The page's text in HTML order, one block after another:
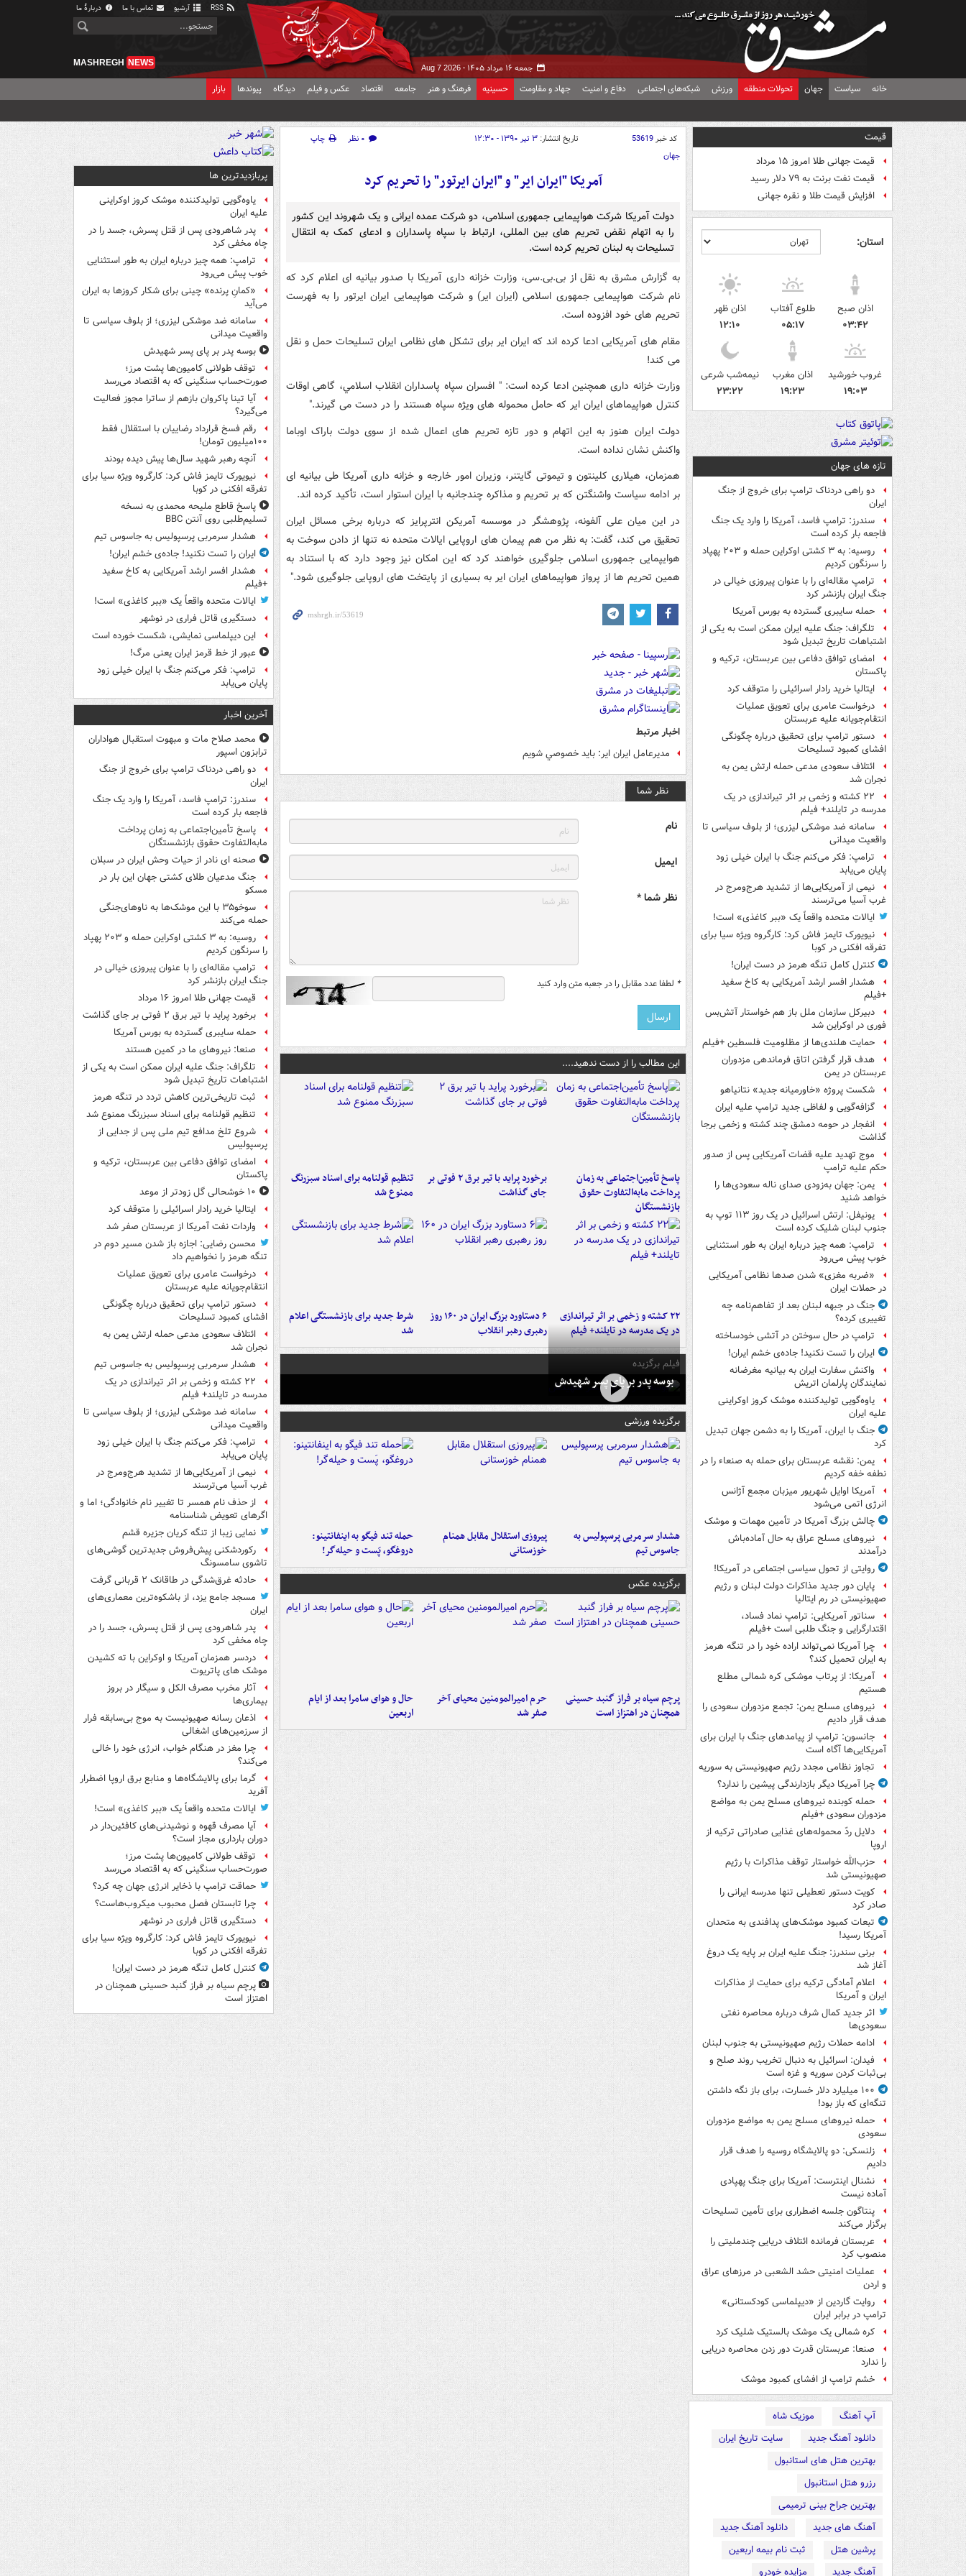
آرشیو تماس با ما دربارهٔ ما
جمعه ۱۶ مرداد ۱۴۰۵ - Aug 7 2026
MASHREGH NEWS
خانه سیاست جهان تحولات منطقه ورزش شبکه‌های اجتماعی دفاع و امنیت جهاد و مقاومت حسینیه فرهنگ و هنر جامعه اقتصاد عکس و فیلم دیدگاه پیوندها بازار
قیمت
قیمت جهانی طلا امروز ۱۵ مرداد
قیمت نفت برنت به ۷۹ دلار رسید
افزایش قیمت طلا و نقره جهانی
استان:
اذان صبح
۰۳:۴۲
طلوع آفتاب
۰۵:۱۷
اذان ظهر
۱۲:۱۰
غروب خورشید
۱۹:۰۳
اذان مغرب
۱۹:۲۳
نیمه‌شب شرعی
۲۳:۲۲
تازه های جهان
دو راهی دردناک ترامپ برای خروج از جنگ
ایران
سندرز: ترامپ فاسد، آمریکا را وارد یک جنگ
فاجعه بار کرده است
روسیه: به ۳ کشتی اوکراین حمله و ۲۰۳ پهپاد
را سرنگون کردیم
ترامپ مقاله‌ای را با عنوان پیروزی خیالی در
جنگ ایران بازنشر کرد
حمله سایبری گسترده به بورس آمریکا
تلگراف: جنگ علیه ایران ممکن است به یکی از
اشتباهات تاریخ تبدیل شود
امضای توافق دفاعی بین عربستان، ترکیه و
پاکستان
ایتالیا خرید رادار اسرائیلی را متوقف کرد
درخواست عامری برای تعویق عملیات
انتقام‌جویانه علیه عربستان
دستور ترامپ برای تحقیق درباره چگونگی
افشای کمبود تسلیحات
ائتلاف سعودی مدعی حمله ارتش یمن به
نجران شد
۲۲ کشته و زخمی بر اثر تیراندازی در یک
مدرسه در تایلند+ فیلم
سامانه ضد موشکی لیزری؛ از بلوف سیاسی تا
واقعیت میدانی
ترامپ: فکر می‌کنم جنگ با ایران خیلی زود
پایان می‌یابد
نیمی از آمریکایی‌ها از تشدید هرج‌ومرج در
غرب آسیا می‌ترسند
ایالات متحده واقعاً یک «ببر کاغذی» است!
نیویورک تایمز فاش کرد: کارگروه ویژه سیا برای
تفرقه افکنی در کوبا
کنترل کامل تنگه هرمز در دست ایران!
هشدار افسر ارشد آمریکایی به کاخ سفید
+فیلم
دبیرکل سازمان ملل باز هم خواستار آتش‌بس
فوری در اوکراین شد
حمایت هلندی‌ها از مظلومیت فلسطین +فیلم
هدف قرار گرفتن اتاق‌ فرماندهی مزدوران
عربستان در یمن
شکست پروژه «خاورمیانه جدید» نتانیاهو
گزافه‌گویی و لفاظی جدید ترامپ علیه ایران
انفجار در حومه دمشق چند کشته و زخمی برجا
گذاشت
موج تهدید علیه قضات آمریکایی پس از صدور
حکم علیه ترامپ
یمن: جهان به‌زودی صدای ناله سعودی‌ها را
خواهد شنید
یونیفل: ارتش اسرائیل در یک روز ۱۱۳ توپ به
جنوب لبنان شلیک کرده است
ترامپ: همه چیز درباره ایران به طور استثنایی
خوب پیش می‌رود
«ضربه مغزی» شدن صدها نظامی آمریکایی
در حملات ایران
جنگ در جبهه لبنان بعد از تفاهم‌نامه چه
تغییری کرده؟
ترامپ در حال سوختن در آتشی خودساخته
ایران را تست نکنید! جاده‌ی خشم ایران!
واکنش سفارت ایران به بیانیه مغرضانه
نمایندگان پارلمان اتریش
یاوه‌گویی تولیدکننده موشک کروز اوکراینی
علیه ایران
جنگ با ایران، آمریکا را به دشمن جهان تبدیل
کرد
یمن: نقشه عربستان برای حمله به صنعاء را در
نطفه خفه کردیم
آمریکا اوایل شهریور میزبان مجمع آژانس
انرژی اتمی می‌شود
چالش بزرگ آمریکا در تأمین مهمات و موشک
نیروهای مسلح عراق به حال آماده‌باش
درآمدند
روایتی از تحول سیاسی اجتماعی در آمریکا!
پایان دور جدید مذاکرات دولت لبنان و رژیم
صهیونیستی در رم ایتالیا
سناتور آمریکایی: ترامپ نماد فساد،
اقتدارگرایی و جنگ طلبی است +فیلم
چرا آمریکا نمی‌تواند اراده خود را در تنگه هرمز
به ایران تحمیل کند؟
آمریکا: از پرتاب موشکی کره شمالی مطلع
هستیم
نیروهای مسلح یمن: تجمع مزدوران سعودی را
هدف قرار دادیم
جانسون: ترامپ از پیامدهای جنگ با ایران برای
آمریکایی‌ها آگاه است
تجاوز نظامی مجدد رژیم صهیونیستی به سوریه
چرا آمریکا دیگر بازدارندگی پیشین را ندارد؟
حمله کوبنده نیروهای مسلح یمن به مواضع
مزدوران سعودی +فیلم
دلایل ردّ محموله‌های غذایی صادراتی ترکیه از
اروپا
حزب‌الله خواستار توقف مذاکرات با رژیم
صهیونیستی شد
کویت دستور تعطیلی تنها مدرسه ایرانی را
صادر کرد
تبعات کمبود موشک‌های پدافندی به متحدان
آمریکا رسید!
برنی سندرز: جنگ علیه ایران بر پایه یک دروغ
آغاز شد
اعلام آمادگی ترکیه برای حمایت از مذاکرات
ایران و آمریکا
اثر جدید کمال شرف درباره محاصره نفتی
سعودی‌ها
ادامه حملات رژیم صهیونیستی به جنوب لبنان
فیدان: اسرائیل به دنبال تخریب روند صلح و
بی‌ثبات کردن سوریه و غزه است
۱۰۰ میلیارد دلار خسارت، برای باز نگه داشتن
تنگه‌ای که باز بود!
حمله نیروهای مسلح یمن به مواضع مزدوران
سعودی
زلنسکی: دو پالایشگاه روسیه را هدف قرار
دادیم
نشنال اینترست: آمریکا برای جنگ پهپادی
آماده نیست
پنتاگون جلسه اضطراری برای تأمین تسلیحات
برگزار می‌کند
عربستان فرمانده ائتلاف دریایی چندملیتی را
منصوب کرد
عملیات امنیتی حشد الشعبی در مرزهای عراق
و اردن
روایت گاردین از «دیپلماسی کودکستانی»
ترامپ در برابر ایران
کره شمالی یک موشک بالستیک شلیک کرد
صنعا: عربستان قدرت دور زدن محاصره دریایی
را ندارد
خشم ترامپ از افشای کمبود موشک
آپ آهنگ
موزیک شاه
دانلود آهنگ جدید
سایت تاریخ ایران
بهترین هتل های استانبول
رزرو هتل استانبول
بهترین جراح بینی ترمیمی
آهنگ های جدید
دانلود آهنگ جدید
پرشین هتل
ثبت نام بیمه اربعین
آهنگ جدید
مزایده خودرو
کد خبر53619 تاریخ انتشار: ۳ تیر ۱۳۹۰ - ۱۲:۳۰ ۰ نظر
چاپ
جهان
آمريکا "ايران اير" و "ايران ايرتور" را تحريم کرد
دولت آمریکا شرکت هواپیمایی جمهوری اسلامی، دو شرکت عمده ایرانی و یک شهروند این کشور
را به اتهام نقض تحریم های بین المللی، ارتباط با سپاه پاسداران و ادعای کمک به انتقال
تسلیحات به لبنان تحریم کرده است.
به گزارش مشرق به نقل از بی.بی.سی، وزارت خزانه داری آمریکا با صدور بیانیه ای اعلام کرد که
نام شرکت هواپیمایی جمهوری اسلامی (ایران ایر) و شرکت هواپیمایی ایران ایرتور را به فهرست
تحریم های خود افزوده است.
مقام های آمریکایی ادعا کرده اند که ایران ایر برای تشکل های نظامی ایران تسلیحات حمل و نقل
می کند!
وزارت خزانه داری همچنین ادعا کرده است: " افسران سپاه پاسداران انقلاب اسلامي، گاهی اوقات
کنترل هواپیماهای ایران ایر که حامل محموله های ویژه سپاه هستند را در دست می گیرند."
دولت ایران هنوز به این اتهام و دور تازه تحریم های اعمال شده از سوی دولت باراک اوباما
واکنش نشان نداده است.
همزمان، هیلاری کلینتون و تیموتی گایتنر، وزیران امور خارجه و خزانه داری آمریکا طی بیانیه ای
بر ادامه سیاست واشنگتن که بر تحریم و مذاکره چندجانبه با ایران استوار است، تأکید کرده اند.
در این میان علی آلفونه، پژوهشگر در موسسه آمریکن انترپرایز که درباره برخی مسائل ایران
تحقیق می کند، گفت: به نظر من هم پیمان های اروپایی ایالات متحده نه تنها از دادن سوخت به
هوایپمایی جمهوری اسلامی جلوگیری خواهند کرد که این امکان نیز وجود دارد که با استناد به
همین تحریم ها از پرواز هواپیماهای ایران ایر به بسیاری از پایتخت های اروپایی جلوگیری شود."
اخبار مرتبط
مديرعامل ايران اير: بايد خصوصي شويم
نظر شما
نام
ایمیل
نظر شما *
* لطفا عدد مقابل را در جعبه متن وارد کنید
این مطالب را از دست ندهید....
پاسخ تأمین‌اجتماعی به زمان
پرداخت مابه‌التفاوت حقوق
بازنشستگان
برخورد پراید با تیر برق ۲ فوتی بر
جای گذاشت
تنظیم قولنامه برای اسناد سبزرنگ
ممنوع شد
۲۲ کشته و زخمی بر اثر تیراندازی
در یک مدرسه در تایلند+ فیلم
۶ دستاورد بزرگ ایران در ۱۶۰ روز
رهبری رهبر انقلاب
شرط جدید برای بازنشستگی اعلام
شد
فیلم برگزیده
بوسه‌ پدر بر پای پسر شهیدش
برگزیده ورزشی
هشدار سرمربی پرسپولیس به
جاسوس تیم
پیروزی استقلال مقابل همنام
خوزستانی
حمله تند فیگو به اینفانتینو:
دروغگو، پَست‌ و حیله‌گر!
برگزیده عکس
پرچم سیاه بر فراز گنبد حسینی
همچنان در اهتزاز است
حرم امیرالمومنین محیای آخر
صفر شد
حال و هوای سامرا بعد از ایام
اربعین
پربازدیدترین ها
یاوه‌گویی تولیدکننده موشک کروز اوکراینی
علیه ایران
پدر شاهرودی پس از قتل پسرش، جسد را در
چاه مخفی کرد
ترامپ: همه چیز درباره ایران به طور استثنایی
خوب پیش می‌رود
«کمانِ پرنده» چینی برای شکار کروزها به ایران
می‌آید
سامانه ضد موشکی لیزری؛ از بلوف سیاسی تا
واقعیت میدانی
بوسه‌ پدر بر پای پسر شهیدش
توقف طولانی کامیون‌ها پشت مرز؛
صورت‌حساب سنگینی که به اقتصاد می‌رسد
آیا تینا پاکروان بازهم از ساترا مجوز فعالیت
می‌گیرد؟
رقم فسخ قرارداد رضاییان با استقلال فقط
۱۰۰میلیون تومان!
آنچه رهبر شهید سال‌ها پیش دیده بودند
نیویورک تایمز فاش کرد: کارگروه ویژه سیا برای
تفرقه افکنی در کوبا
پاسخ قاطع ملیحه محمدی به نسخه
تسلیم‌طلبی روی آنتن BBC
هشدار سرمربی پرسپولیس به جاسوس تیم
ایران را تست نکنید! جاده‌ی خشم ایران!
هشدار افسر ارشد آمریکایی به کاخ سفید
+فیلم
ایالات متحده واقعاً یک «ببر کاغذی» است!
دستگیری قاتل فراری در نوشهر
این دیپلماسی نمایشی، شکست خورده است
عبور از خط قرمز ایران یعنی مرگ!
ترامپ: فکر می‌کنم جنگ با ایران خیلی زود
پایان می‌یابد
آخرین اخبار
محمد صلاح مات و مبهوت استقبال هواداران
ترابزون اسپور
دو راهی دردناک ترامپ برای خروج از جنگ
ایران
سندرز: ترامپ فاسد، آمریکا را وارد یک جنگ
فاجعه بار کرده است
پاسخ تأمین‌اجتماعی به زمان پرداخت
مابه‌التفاوت حقوق بازنشستگان
صحنه ای نادر از حیات وحش ایران در سبلان
جنگ مدعیان طلای کشتی جهان این بار در
مسکو
سوخو۳۵ با این موشک‌ها به ناوهای‌جنگی
حمله می‌کند
روسیه: به ۳ کشتی اوکراین حمله و ۲۰۳ پهپاد
را سرنگون کردیم
ترامپ مقاله‌ای را با عنوان پیروزی خیالی در
جنگ ایران بازنشر کرد
قیمت جهانی طلا امروز ۱۶ مرداد
برخورد پراید با تیر برق ۲ فوتی بر جای گذاشت
حمله سایبری گسترده به بورس آمریکا
صنعا: نیروهای ما در کمین‌ هستند
تلگراف: جنگ علیه ایران ممکن است به یکی از
اشتباهات تاریخ تبدیل شود
ثبت تاریخی‌ترین کاهش تردد در تنگه هرمز
تنظیم قولنامه برای اسناد سبزرنگ ممنوع شد
شروع تلخ مدافع تیم ملی پس از جدایی از
پرسپولیس
امضای توافق دفاعی بین عربستان، ترکیه و
پاکستان
۱۰ خوشحالی گل زودتر از موعد
ایتالیا خرید رادار اسرائیلی را متوقف کرد
واردات نفت آمریکا از عربستان صفر شد
محسن رضایی: اجازه باز شدن مسیر دوم در
تنگه هرمز را نخواهیم داد
درخواست عامری برای تعویق عملیات
انتقام‌جویانه علیه عربستان
دستور ترامپ برای تحقیق درباره چگونگی
افشای کمبود تسلیحات
ائتلاف سعودی مدعی حمله ارتش یمن به
نجران شد
هشدار سرمربی پرسپولیس به جاسوس تیم
۲۲ کشته و زخمی بر اثر تیراندازی در یک
مدرسه در تایلند+ فیلم
سامانه ضد موشکی لیزری؛ از بلوف سیاسی تا
واقعیت میدانی
ترامپ: فکر می‌کنم جنگ با ایران خیلی زود
پایان می‌یابد
نیمی از آمریکایی‌ها از تشدید هرج‌ومرج در
غرب آسیا می‌ترسند
از حذف نام همسر تا تغییر نام خانوادگی؛ اما و
اگرهای تعویض شناسنامه
نمایی زیبا از تنگه کریان جزیره قشم
رکوردشکنی پیش‌فروش جدیدترین گوشی‌های
تاشوی سامسونگ
حادثه غرق‌شدگی در طاقانک ۲ قربانی گرفت
مسجد جامع یزد، از باشکوه‌ترین معماری‌های
ایران
پدر شاهرودی پس از قتل پسرش، جسد را در
چاه مخفی کرد
دردسر همزمان آمریکا و اوکراین با ته کشیدن
موشک های پاتریوت
آثار مخرب مصرف الکل و سیگار در بروز
بیماری‌ها
اذعان رسانه صهیونیست به موج بی‌سابقه فرار
از سرزمین‌های اشغالی
چرا مغز در هنگام خواب، انرژی خود را خالی
می‌کند؟
گرما برای پالایشگاه‌ها و منابع برق اروپا اضطرار
آفرید
ایالات متحده واقعاً یک «ببر کاغذی» است!
آیا مصرف قهوه و نوشیدنی‌های کافئین‌دار در
دوران بارداری مجاز است؟
توقف طولانی کامیون‌ها پشت مرز؛
صورت‌حساب سنگینی که به اقتصاد می‌رسد
حماقت ترامپ با ذخایر انرژی جهان چه کرد؟
چرا تابستان فصل محبوب میکروب‌هاست؟
دستگیری قاتل فراری در نوشهر
نیویورک تایمز فاش کرد: کارگروه ویژه سیا برای
تفرقه افکنی در کوبا
کنترل کامل تنگه هرمز در دست ایران!
پرچم سیاه بر فراز گنبد حسینی همچنان در
اهتزاز است